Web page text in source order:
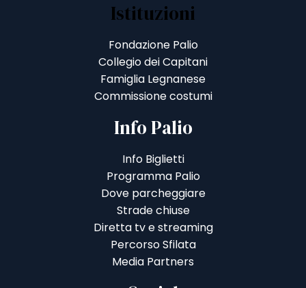
Istituzioni
Fondazione Palio
Collegio dei Capitani
Famiglia Legnanese
Commissione costumi
Info Palio
Info Biglietti
Programma Palio
Dove parcheggiare
Strade chiuse
Diretta tv e streaming
Percorso Sfilata
Media Partners